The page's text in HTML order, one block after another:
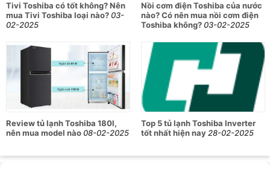
Tivi Toshiba có tốt không? Nên
mua Tivi Toshiba loại nào?03-
02-2025
Nồi cơm điện Toshiba của nước
nào? Có nên mua nồi cơm điện
Toshiba không?03-02-2025
Review tủ lạnh Toshiba 180l,
nên mua model nào08-02-2025
Top 5 tủ lạnh Toshiba Inverter
tốt nhất hiện nay28-02-2025